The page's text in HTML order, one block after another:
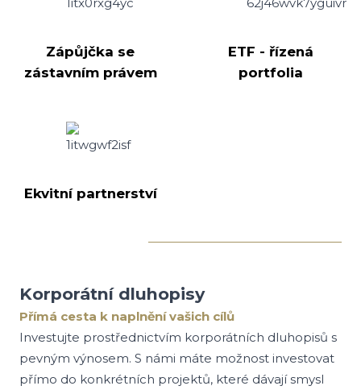
Zápůjčka se
zástavním právem
ETF - řízená
portfolia
Ekvitní partnerství
Korporátní dluhopisy
Přímá cesta k naplnění vašich cílů
Investujte prostřednictvím korporátních dluhopisů s
pevným výnosem. S námi máte možnost investovat
přímo do konkrétních projektů, které dávají smysl